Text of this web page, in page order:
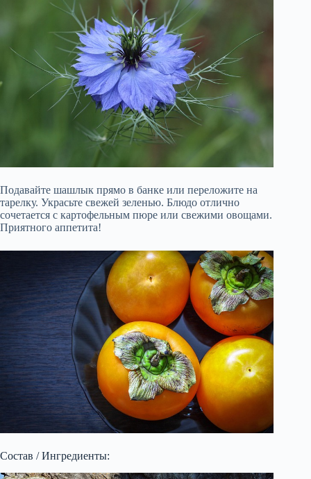
Подавайте шашлык прямо в банке или переложите на
тарелку. Украсьте свежей зеленью. Блюдо отлично
сочетается с картофельным пюре или свежими овощами.
Приятного аппетита!
Состав / Ингредиенты: